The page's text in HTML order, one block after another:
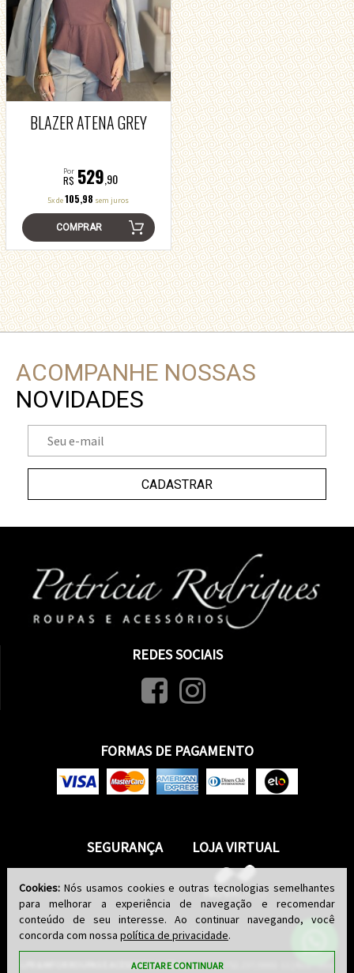
BLAZER ATENA GREY
Por
R$ 529,90
5x de105,98 sem juros
COMPRAR
ACOMPANHE NOSSAS
NOVIDADES
CADASTRAR
REDES SOCIAIS
FORMAS DE PAGAMENTO
SEGURANÇA LOJA VIRTUAL
LPR & MFOR ROUPAS E ACESSORIOS LTDA| CNPJ: 08.752.237/0002-11 | Rua Helio
Cookies:Nós usamos cookies e outras tecnologias semelhantes
para melhorar a experiência de navegação e recomendar
conteúdo de seu interesse. Ao continuar navegando, você
concorda com nossa política de privacidade.
ACEITAR E CONTINUAR